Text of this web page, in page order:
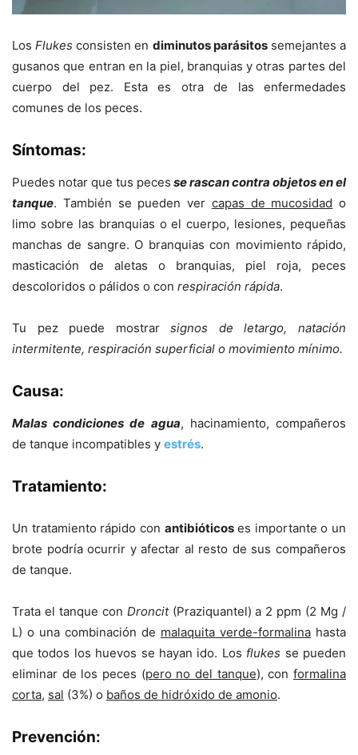
LosFlukes consisten en diminutos parásitossemejantes a
gusanos que entran en la piel, branquias y otras partes del
cuerpo del pez. Esta es otra de las enfermedades
comunes de los peces.
Síntomas:
Puedes notar que tus peces se rascan contra objetos en el
tanque. También se pueden ver capas de mucosidad o
limo sobre las branquias o el cuerpo, lesiones, pequeñas
manchas de sangre. O branquias con movimiento rápido,
masticación de aletas o branquias, piel roja, peces
descoloridos o pálidos o con respiración rápida.
Tu pez puede mostrarsignos de letargo, natación
intermitente, respiración superficial o movimiento mínimo.
Causa:
Malas condiciones de agua, hacinamiento, compañeros
de tanque incompatibles y estrés.
Tratamiento:
Un tratamiento rápido con antibióticoses importante o un
brote podría ocurrir y afectar al resto de sus compañeros
de tanque.
Trata el tanque con Droncit(Praziquantel) a 2 ppm (2 Mg /
L) o una combinación de malaquita verde-formalina hasta
que todos los huevos se hayan ido. Los flukes se pueden
eliminar de los peces (pero no del tanque), conformalina
corta, sal (3%) o baños de hidróxido de amonio.
Prevención: